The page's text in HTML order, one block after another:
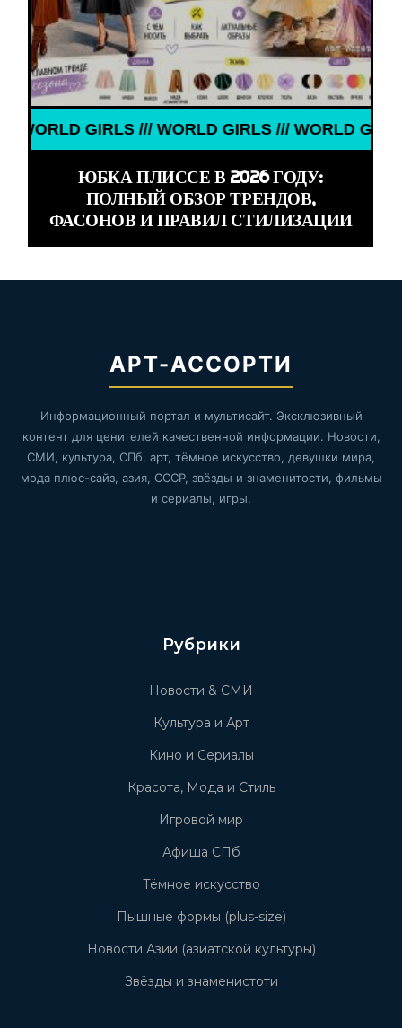
GIRLS /// WORLD GIRLS /// WORLD GIRLS ///
ЮБКА ПЛИССЕ В 2026 ГОДУ:
ПОЛНЫЙ ОБЗОР ТРЕНДОВ,
ФАСОНОВ И ПРАВИЛ СТИЛИЗАЦИИ
АРТ-АССОРТИ
Информационный портал и мультисайт. Эксклюзивный
контент для ценителей качественной информации. Новости,
СМИ, культура, СПб, арт, тёмное искусство, девушки мира,
мода плюс-сайз, азия, СССР, звёзды и знаменитости, фильмы
и сериалы, игры.
Рубрики
Новости & СМИ
Культура и Арт
Кино и Сериалы
Красота, Мода и Стиль
Игровой мир
Афиша СПб
Тёмное искусство
Пышные формы (plus-size)
Новости Азии (азиатской культуры)
Звёзды и знаменистоти